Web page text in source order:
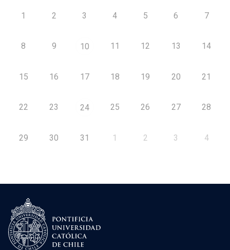
1 2 3 4 5 6 7
8 9 10 11 12 13 14
15 16 17 18 19 20 21
22 23 24 25 26 27 28
29 30 31 1 2 3 4